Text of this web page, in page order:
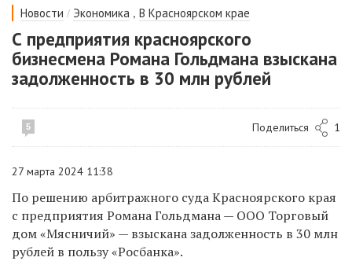
Новости / Экономика , В Красноярском крае
С предприятия красноярского
бизнесмена Романа Гольдмана взыскана
задолженность в 30 млн рублей
5 Поделиться 1
27 марта 2024 11:38
По решению арбитражного суда Красноярского края
с предприятия Романа Гольдмана — ООО Торговый
дом «Мясничий» — взыскана задолженность в 30 млн
рублей в пользу «Росбанка».